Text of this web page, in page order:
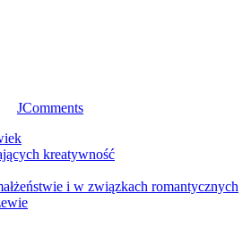
JComments
kreatywność
i w związkach romantycznych